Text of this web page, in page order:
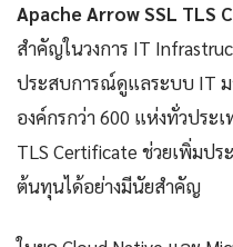
Apache Arrow SSL TLS
สำคัญในวงการ IT
ประสบการณ์ดูแลระบบ IT ม
องค์กรกว่า 600 แห่งทั่วประ
TLS Certificate ช่วยเพิ่มป
ต้นทุนได้อย่างมีนัยสำคัญ